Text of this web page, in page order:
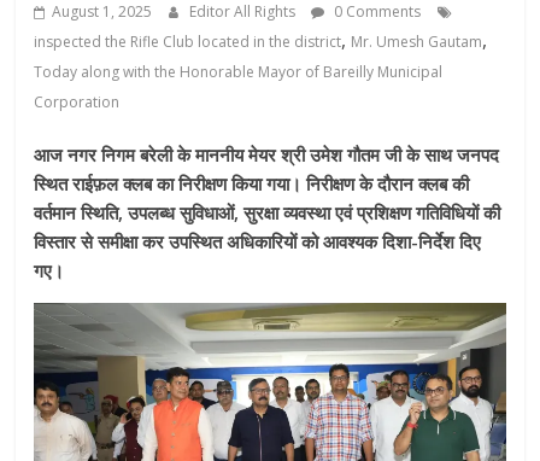
August 1, 2025 Editor All Rights
0 Comments
inspected the Rifle Club located in the district, Mr. Umesh Gautam,
Today along with the Honorable Mayor of Bareilly Municipal
Corporation
आज नगर निगम बरेली के माननीय मेयर श्री उमेश गौतम जी के साथ जनपद
स्थित राईफ़ल क्लब का निरीक्षण किया गया। निरीक्षण के दौरान क्लब की
वर्तमान स्थिति, उपलब्ध सुविधाओं, सुरक्षा व्यवस्था एवं प्रशिक्षण गतिविधियों की
विस्तार से समीक्षा कर उपस्थित अधिकारियों को आवश्यक दिशा-निर्देश दिए
गए।